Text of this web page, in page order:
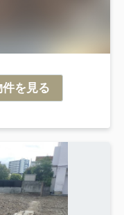
を見る